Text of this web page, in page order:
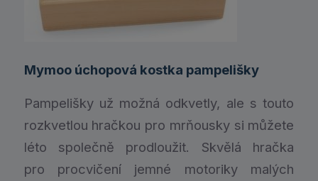
Mymoo úchopová kostka pampelišky
Pampelišky už možná odkvetly, ale s touto
rozkvetlou hračkou pro mrňousky si můžete
léto společně prodloužit. Skvělá hračka
pro procvičení jemné motoriky malých